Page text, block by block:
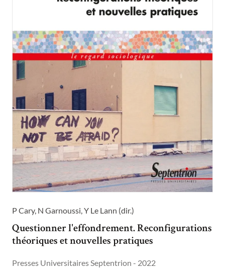
P Cary, N Garnoussi, Y Le Lann (dir.)
Questionner l'effondrement. Reconfigurations
théoriques et nouvelles pratiques
Presses Universitaires Septentrion - 2022